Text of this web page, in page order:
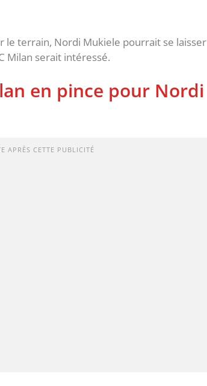
terrain, Nordi Mukiele pourrait se laisser
Milan serait intéressé.
en pince pour Nordi
APRÈS CETTE PUBLICITÉ